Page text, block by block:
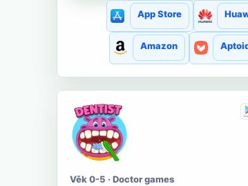
App Store
Amazon
Věk 0-5 · Doctor games